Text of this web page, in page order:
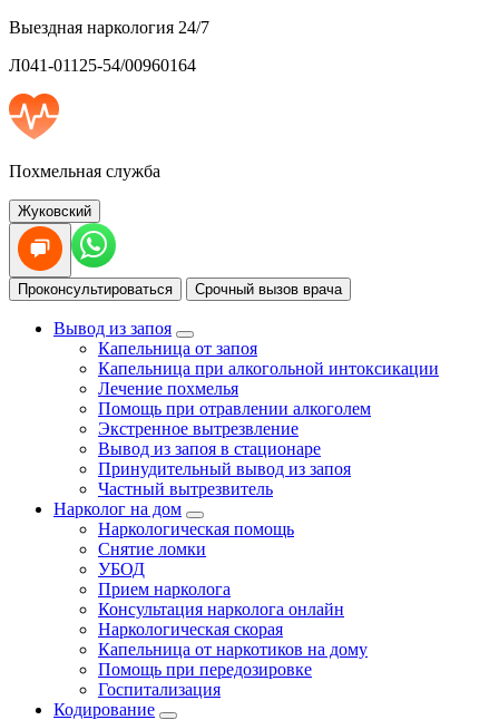
Выездная наркология 24/7
Л041-01125-54/00960164
Похмельная служба
Жуковский
Проконсультироваться Срочный вызов врача
Вывод из запоя
Капельница от запоя
Капельница при алкогольной интоксикации
Лечение похмелья
Помощь при отравлении алкоголем
Экстренное вытрезвление
Вывод из запоя в стационаре
Принудительный вывод из запоя
Частный вытрезвитель
Нарколог на дом
Наркологическая помощь
Снятие ломки
УБОД
Прием нарколога
Консультация нарколога онлайн
Наркологическая скорая
Капельница от наркотиков на дому
Помощь при передозировке
Госпитализация
Кодирование